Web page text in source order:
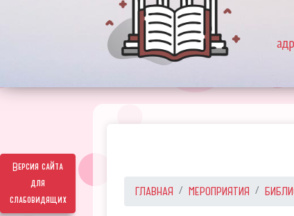
Версия сайта
для
слабовидящих
ГЛАВНАЯ МЕРОПРИЯТИЯ